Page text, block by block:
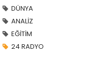
DÜNYA
ANALİZ
EĞİTİM
24 RADYO